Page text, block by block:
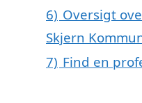
6) Oversigt
Skjern
7) Find en